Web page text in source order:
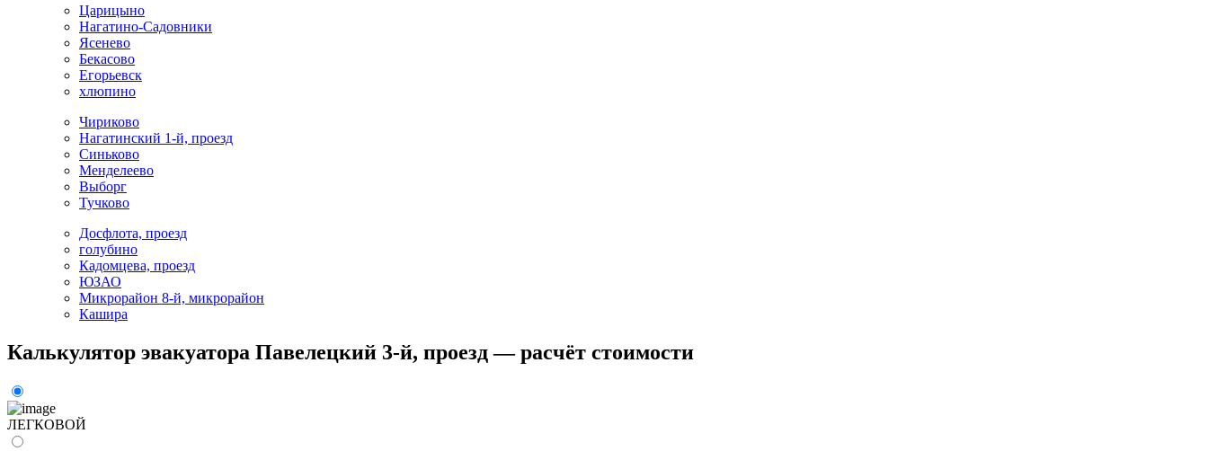
Царицыно
Нагатино-Садовники
Ясенево
Бекасово
Егорьевск
хлюпино
Чириково
Нагатинский 1-й, проезд
Синьково
Менделеево
Выборг
Тучково
Досфлота, проезд
голубино
Кадомцева, проезд
ЮЗАО
Микрорайон 8-й, микрорайон
Кашира
Калькулятор эвакуатора Павелецкий 3-й, проезд — расчёт стоимости
ЛЕГКОВОЙ